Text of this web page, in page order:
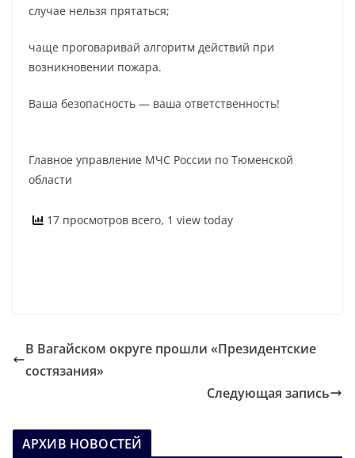
случае нельзя прятаться;
чаще проговаривай алгоритм действий при
возникновении пожара.
Ваша безопасность — ваша ответственность!
Главное управление МЧС России по Тюменской
области
17 просмотров всего, 1 view today
В Вагайском округе прошли «Президентские
состязания»
Следующая запись
АРХИВ НОВОСТЕЙ